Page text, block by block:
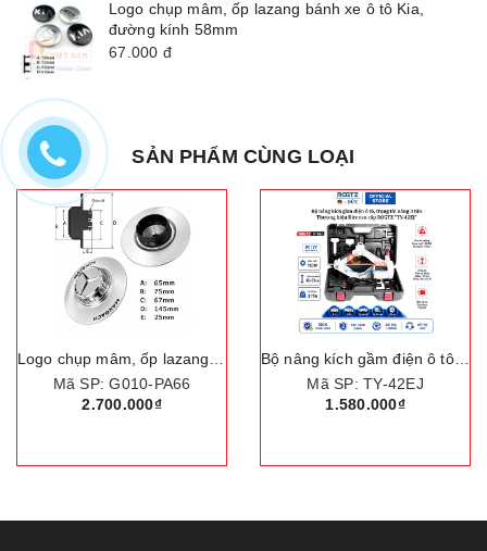
Logo chụp mâm, ốp lazang bánh xe ô tô Kia,
đường kính 58mm
67.000 đ
SẢN PHẨM CÙNG LOẠI
Mã SP: G010-PA66
2.700.000₫
Bộ nâng kích gầm điện ô tô, trọng tải nâng 3 tấn. Thương hiệu Đức cao cấp ROGTZ "TY-42EJ"
Mã SP: TY-42EJ
1.580.000₫